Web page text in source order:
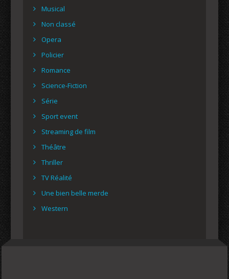
Musical
Non classé
Opera
Policier
Romance
Science-Fiction
Série
Sport event
Streaming de film
Théâtre
Thriller
TV Réalité
Une bien belle merde
Western